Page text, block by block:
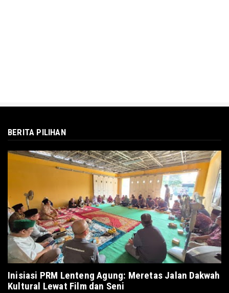
BERITA PILIHAN
Inisiasi PRM Lenteng Agung: Meretas Jalan Dakwah
Kultural Lewat Film dan Seni